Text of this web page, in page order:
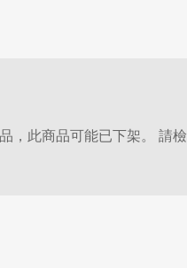
，此商品可能已下架。 請